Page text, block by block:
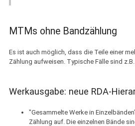
MTMs ohne Bandzählung
Es ist auch möglich, dass die Teile einer
Zählung aufweisen. Typische Fälle sind
Werkausgabe: neue RDA-
"Gesammelte Werke in
Zählung auf. Die einzelnen Bände